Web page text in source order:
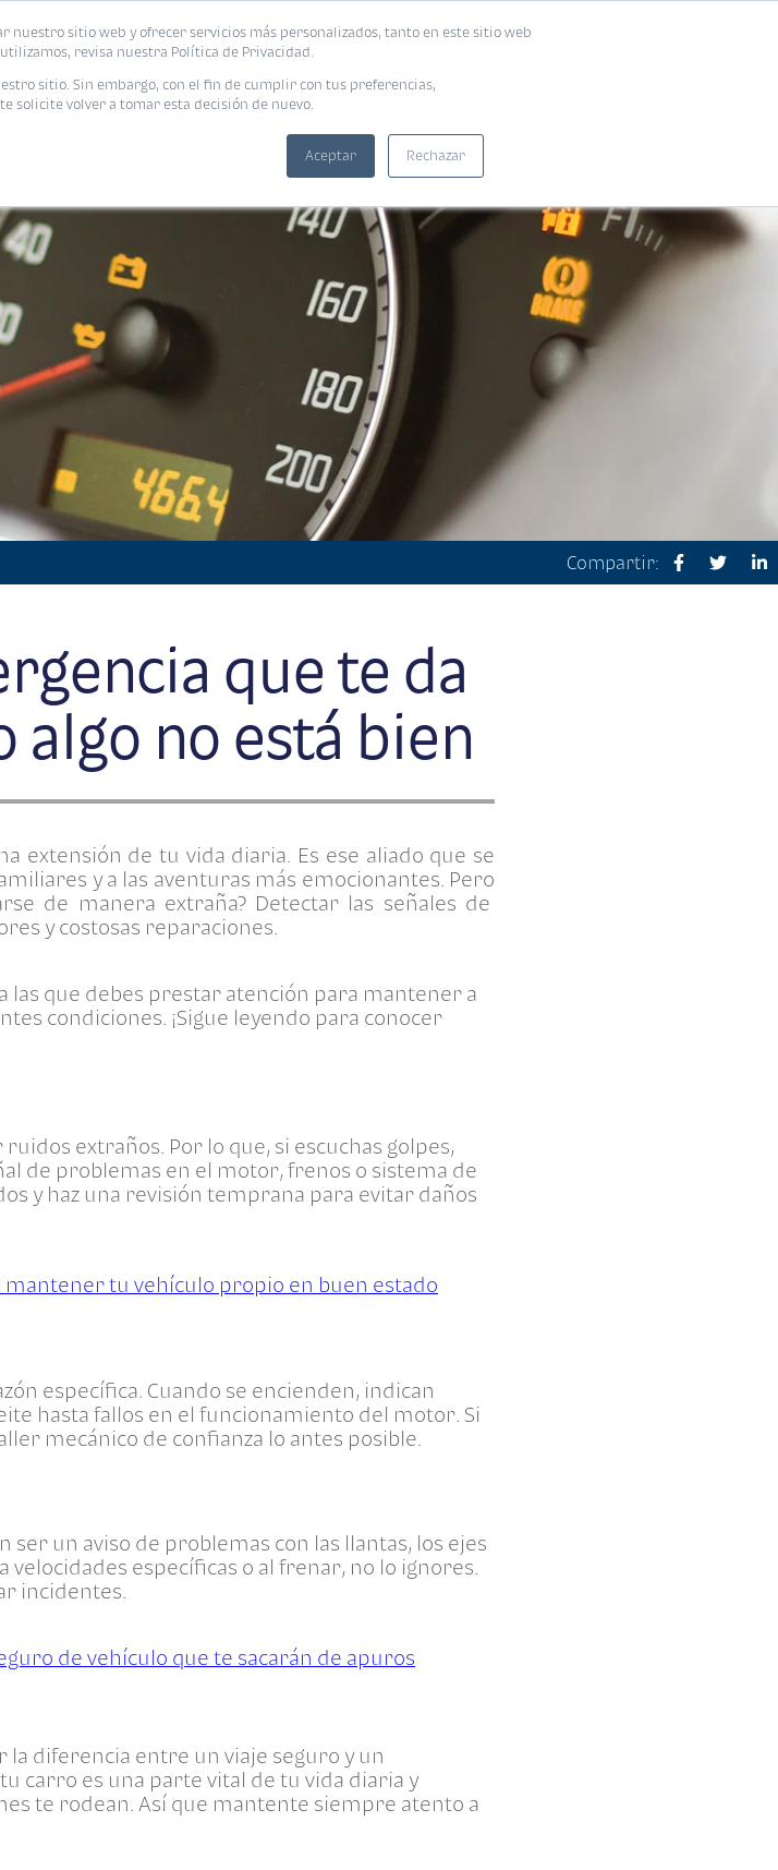
nuestro sitio web y ofrecer servicios más personalizados, tanto en este sitio web
revisa nuestra Política de Privacidad.
sitio. Sin embargo, con el fin de cumplir con tus preferencias,
solicite volver a tomar esta decisión de nuevo.
Aceptar Rechazar
PROMOCIONES CALCULADORAS EBOOKS
Compartir:
que te da
algo no está bien
extensión de tu vida diaria. Es ese aliado que se
y a las aventuras más emocionantes. Pero
de manera extraña? Detectar las señales de
y costosas reparaciones.
las que debes prestar atención para mantener a
condiciones. ¡Sigue leyendo para conocer
extraños. Por lo que, si escuchas golpes,
de problemas en el motor, frenos o sistema de
y haz una revisión temprana para evitar daños
mantener tu vehículo propio en buen estado
específica. Cuando se encienden, indican
hasta fallos en el funcionamiento del motor. Si
mecánico de confianza lo antes posible.
un aviso de problemas con las llantas, los ejes
velocidades específicas o al frenar, no lo ignores.
incidentes.
de vehículo que te sacarán de apuros
la diferencia entre un viaje seguro y un
carro es una parte vital de tu vida diaria y
te rodean. Así que mantente siempre atento a